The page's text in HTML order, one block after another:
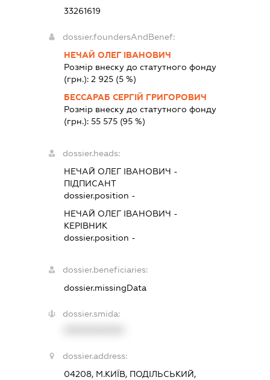
33261619
dossier.foundersAndBenef:
НЕЧАЙ ОЛЕГ ІВАНОВИЧ
Розмір внеску до статутного фонду
(грн.): 2 925(5 %)
БЕССАРАБ СЕРГІЙ ГРИГОРОВИЧ
Розмір внеску до статутного фонду
(грн.): 55 575(95 %)
dossier.heads:
НЕЧАЙ ОЛЕГ ІВАНОВИЧ -
ПІДПИСАНТ
dossier.position -
НЕЧАЙ ОЛЕГ ІВАНОВИЧ -
КЕРІВНИК
dossier.position -
dossier.beneficiaries:
dossier.missingData
dossier.smida:
dossier.address:
04208, М.КИЇВ, ПОДІЛЬСЬКИЙ,